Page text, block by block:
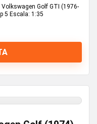
Golf GTI (1976-
5 Escala: 1:35